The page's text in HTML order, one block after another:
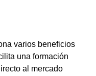
varios beneficios
una formación
al mercado